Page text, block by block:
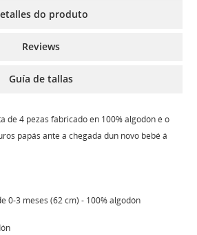
do produto
Reviews
Guía de tallas
de 4 pezas fabricado en 100% algodón é o
papás ante a chegada dun novo bebé á
0-3 meses (62 cm) - 100% algodón